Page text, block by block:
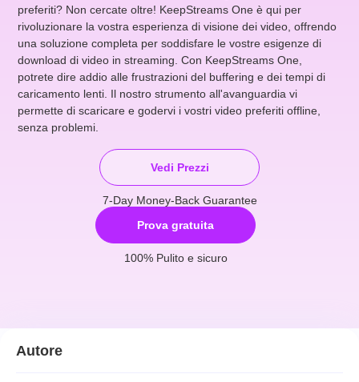
preferiti? Non cercate oltre! KeepStreams One è qui per
rivoluzionare la vostra esperienza di visione dei video, offrendo
una soluzione completa per soddisfare le vostre esigenze di
download di video in streaming. Con KeepStreams One,
potrete dire addio alle frustrazioni del buffering e dei tempi di
caricamento lenti. Il nostro strumento all'avanguardia vi
permette di scaricare e godervi i vostri video preferiti offline,
senza problemi.
Prova gratuita
100% Pulito e sicuro
Vedi Prezzi
7-Day Money-Back Guarantee
Autore